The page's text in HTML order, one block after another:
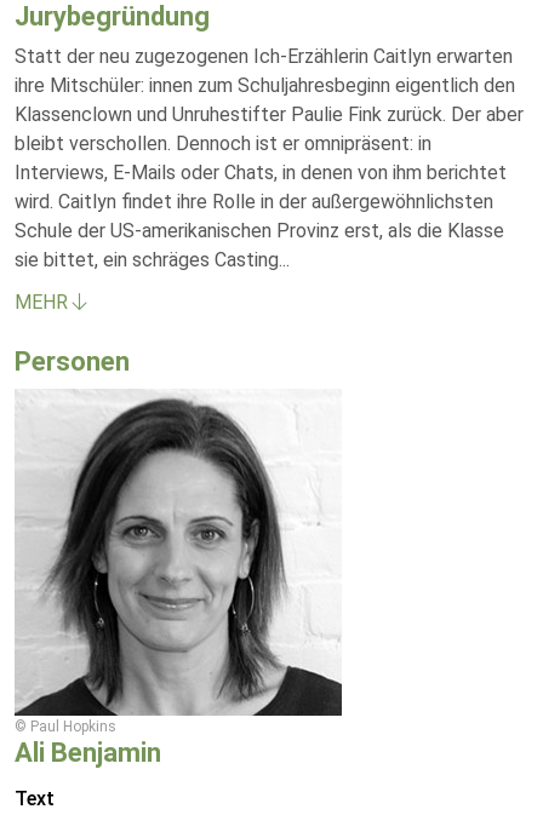
Jurybegründung
Statt der neu zugezogenen Ich-Erzählerin Caitlyn erwarten
ihre Mitschüler: innen zum Schuljahresbeginn eigentlich den
Klassenclown und Unruhestifter Paulie Fink zurück. Der aber
bleibt verschollen. Dennoch ist er omnipräsent: in
Interviews, E-Mails oder Chats, in denen von ihm berichtet
wird. Caitlyn findet ihre Rolle in der außergewöhnlichsten
Schule der US-amerikanischen Provinz erst, als die Klasse
sie bittet, ein schräges Casting...
MEHR
Personen
© Paul Hopkins
Ali Benjamin
Text